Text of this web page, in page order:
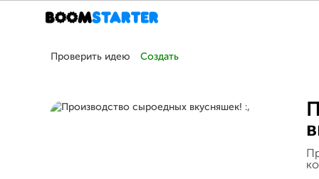
Проверить идею Создать